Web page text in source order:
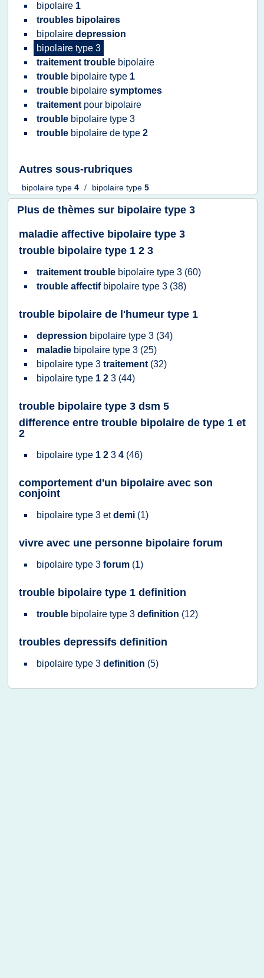
bipolaire 1
troubles bipolaires
bipolaire depression
bipolaire type 3
traitement trouble bipolaire
trouble bipolaire type 1
trouble bipolaire symptomes
traitement pour bipolaire
trouble bipolaire type 3
trouble bipolaire de type 2
Autres sous-rubriques
bipolaire type 4 / bipolaire type 5
Plus de thèmes sur bipolaire type 3
maladie affective bipolaire type 3
trouble bipolaire type 1 2 3
traitement trouble bipolaire type 3 (60)
trouble affectif bipolaire type 3 (38)
trouble bipolaire de l'humeur type 1
depression bipolaire type 3 (34)
maladie bipolaire type 3 (25)
bipolaire type 3 traitement (32)
bipolaire type 1 2 3 (44)
trouble bipolaire type 3 dsm 5
difference entre trouble bipolaire de type 1 et
2
bipolaire type 1 2 3 4 (46)
comportement d'un bipolaire avec son
conjoint
bipolaire type 3 etdemi (1)
vivre avec une personne bipolaire forum
bipolaire type 3 forum (1)
trouble bipolaire type 1 definition
trouble bipolaire type 3 definition (12)
troubles depressifs definition
bipolaire type 3 definition (5)